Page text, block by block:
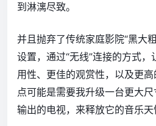
到淋漓尽致。
并且抛弃了传统家庭影院“黑大
设置，通过“无线”连接的方式，
用性、更佳的观赏性，以及更
点可能是需要我升级一台更大
输出的电视，来释放它的音乐天